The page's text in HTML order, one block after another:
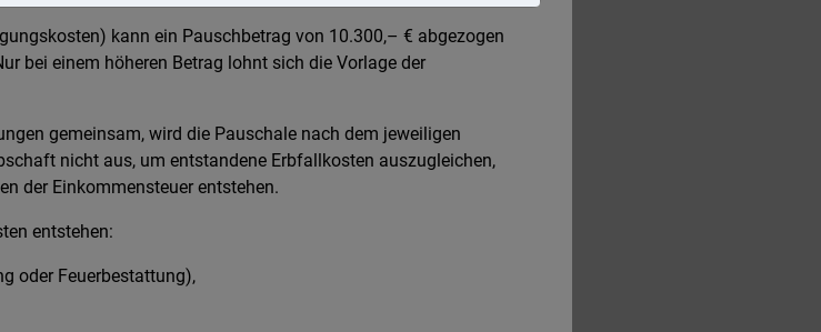
kann ein Pauschbetrag von 10.300,– € abgezogen
bei einem höheren Betrag lohnt sich die Vorlage der
gemeinsam, wird die Pauschale nach dem jeweiligen
nicht aus, um entstandene Erbfallkosten auszugleichen,
der Einkommensteuer entstehen.
entstehen:
oder Feuerbestattung),